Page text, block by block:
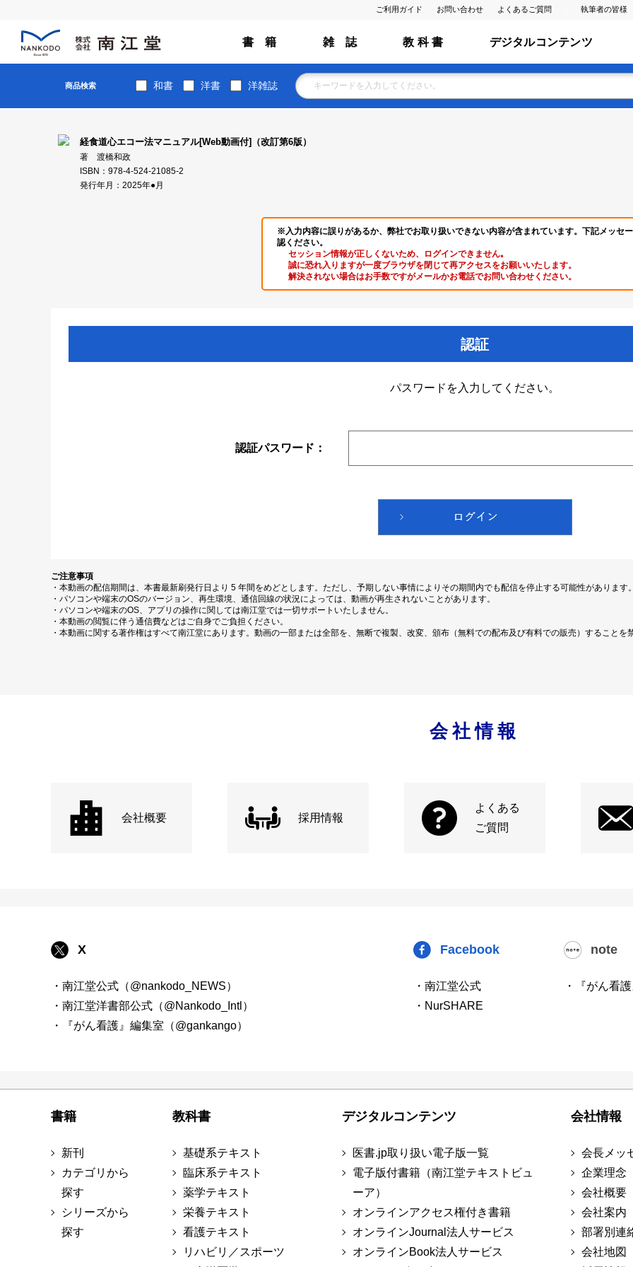
ご利用ガイド お問い合わせ よくあるご質問 執筆者の皆様
書 籍 雑 誌 教 科 書 デジタルコンテンツ
商品検索 和書 洋書 洋雑誌
経食道心エコー法マニュアル[Web動画付]（改訂第6版）
著 渡橋和政
ISBN：978-4-524-21085-2
発行年月：2025年●月
※入力内容に誤りがあるか、弊社でお取り扱いできない内容が含まれています。下記メッセ
認ください。
セッション情報が正しくないため、ログインできません｡
誠に恐れ入りますが一度ブラウザを閉じて再アクセスをお願いいたします。
解決されない場合はお手数ですがメールかお電話でお問い合わせください。
認証
パスワードを入力してください。
認証パスワード：
ご注意事項
・本動画の配信期間は、本書最新刷発行日より 5 年間をめどとします。ただし、予期しない事情によりその期間内でも配信を停止する可能性があります。
・パソコンや端末のOSのバージョン、再生環境、通信回線の状況によっては、動画が再生されないことがあります。
・パソコンや端末のOS、アプリの操作に関しては南江堂では一切サポートいたしません。
・本動画の閲覧に伴う通信費などはご自身でご負担ください。
・本動画に関する著作権はすべて南江堂にあります。動画の一部または全部を、無断で複製、改変、頒布（無料での配布及び有料での販売）することを
会社情報
会社概要 採用情報
よくある
ご質問
X
・南江堂公式（@nankodo_NEWS）
・南江堂洋書部公式（@Nankodo_Intl）
・『がん看護』編集室（@gankango）
Facebook
・南江堂公式
・NurSHARE
note
・『がん看
書籍
新刊
カテゴリから
探す
シリーズから
探す
教科書
基礎系テキスト
臨床系テキスト
薬学テキスト
栄養テキスト
看護テキスト
リハビリ／スポーツ
デジタルコンテンツ
医書.jp取り扱い電子版一覧
電子版付書籍（南江堂テキストビュ
ーア）
オンラインアクセス権付き書籍
オンラインJournal法人サービス
オンラインBook法人サービス
会社情報
会長メッ
企業理念
会社概要
会社案内
部署別連
会社地図